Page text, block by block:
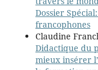
Dossier
francophones
Claudine
Didactique du
mieux insérer